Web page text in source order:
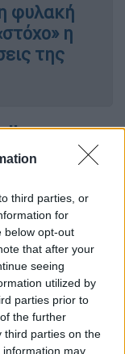
third parties, or
for
below opt-out
that after your
seeing
utilized by
parties prior to
the further
third parties on the
information may
φυλακή
η
της
σοβαρότερες
παραβάσεις
με
οποίων μία
Βεντούρα
ως «Jane».
μερική νίκη